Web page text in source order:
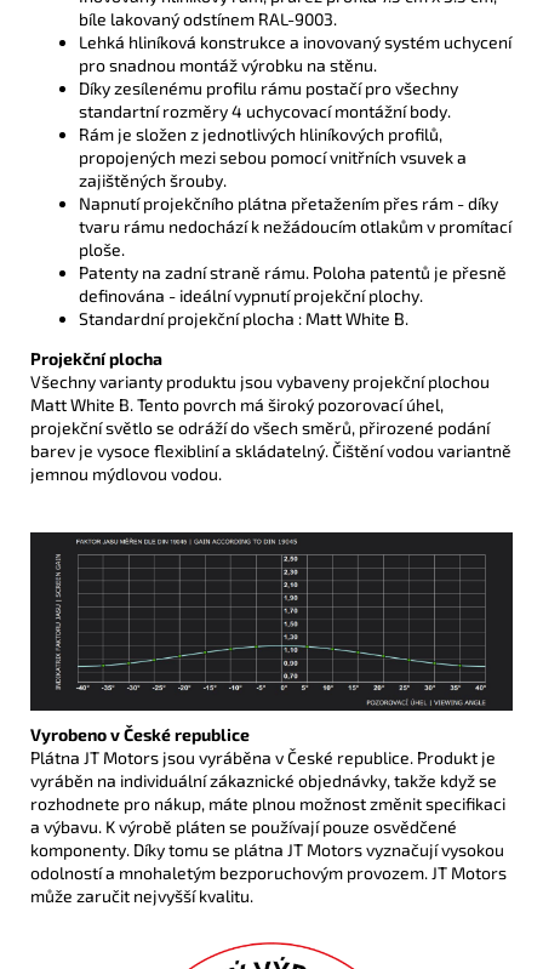
bíle lakovaný odstínem RAL-9003.
Lehká hliníková konstrukce a inovovaný systém uchycení
pro snadnou montáž výrobku na stěnu.
Díky zesílenému profilu rámu postačí pro všechny
standartní rozměry 4 uchycovací montážní body.
Rám je složen z jednotlivých hliníkových profilů,
propojených mezi sebou pomocí vnitřních vsuvek a
zajištěných šrouby.
Napnutí projekčního plátna přetažením přes rám -díky
tvaru rámu nedochází k nežádoucím otlakům v promítací
ploše.
Patenty na zadní straně rámu. Poloha patentů je přesně
definována - ideální vypnutí projekční plochy.
Standardní projekční plocha : Matt White B.
Projekční plocha
Všechny varianty produktu jsou vybaveny projekční plochou
Matt White B. Tento povrch má široký pozorovací úhel,
projekční světlo se odráží do všech směrů, přirozené podání
barev je vysoce flexibliní a skládatelný. Čištění vodou variantně
jemnou mýdlovou vodou.
Vyrobeno v České republice
Plátna JT Motors jsou vyráběna v České republice. Produkt je
vyráběn na individuální zákaznické objednávky, takže když se
rozhodnete pro nákup, máte plnou možnost změnit specifikaci
a výbavu. K výrobě pláten se používají pouze osvědčené
komponenty. Díky tomu se plátna JT Motors vyznačují vysokou
odolností a mnohaletým bezporuchovým provozem. JT Motors
může zaručit nejvyšší kvalitu.